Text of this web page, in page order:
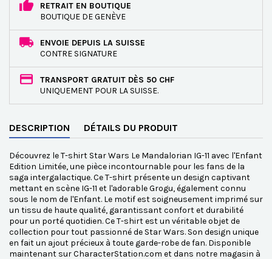
RETRAIT EN BOUTIQUE
BOUTIQUE DE GENÈVE
ENVOIE DEPUIS LA SUISSE
CONTRE SIGNATURE
TRANSPORT GRATUIT DÈS 50 CHF
UNIQUEMENT POUR LA SUISSE.
DESCRIPTION DÉTAILS DU PRODUIT
Découvrez le T-shirt Star Wars Le Mandalorian IG-11 avec l'Enfant
Edition Limitée, une pièce incontournable pour les fans de la
saga intergalactique. Ce T-shirt présente un design captivant
mettant en scène IG-11 et l'adorable Grogu, également connu
sous le nom de l'Enfant. Le motif est soigneusement imprimé sur
un tissu de haute qualité, garantissant confort et durabilité
pour un porté quotidien. Ce T-shirt est un véritable objet de
collection pour tout passionné de Star Wars. Son design unique
en fait un ajout précieux à toute garde-robe de fan. Disponible
maintenant sur CharacterStation.com et dans notre magasin à